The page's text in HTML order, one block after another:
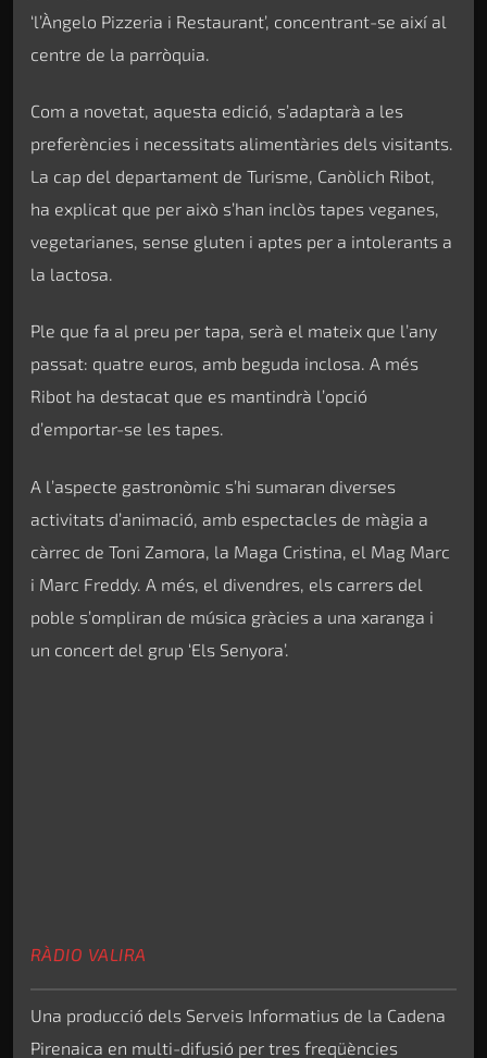
‘l’Àngelo Pizzeria i Restaurant’, concentrant-se així al
centre de la parròquia.
Com a novetat, aquesta edició, s’adaptarà a les
preferències i necessitats alimentàries dels visitants.
La cap del departament de Turisme, Canòlich Ribot,
ha explicat que per això s’han inclòs tapes veganes,
vegetarianes, sense gluten i aptes per a intolerants a
la lactosa.
Ple que fa al preu per tapa, serà el mateix que l’any
passat: quatre euros, amb beguda inclosa. A més
Ribot ha destacat que es mantindrà l’opció
d’emportar-se les tapes.
A l’aspecte gastronòmic s’hi sumaran diverses
activitats d’animació, amb espectacles de màgia a
càrrec de Toni Zamora, la Maga Cristina, el Mag Marc
i Marc Freddy. A més, el divendres, els carrers del
poble s’ompliran de música gràcies a una xaranga i
un concert del grup ‘Els Senyora’.
RÀDIO VALIRA
Una producció dels Serveis Informatius de la Cadena
Pirenaica en multi-difusió per tres freqüències